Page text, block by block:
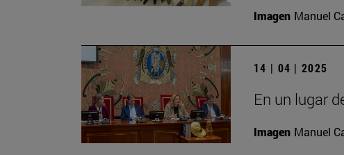
Imagen Manuel
14 | 04 | 2025
En un lugar
Imagen Manuel